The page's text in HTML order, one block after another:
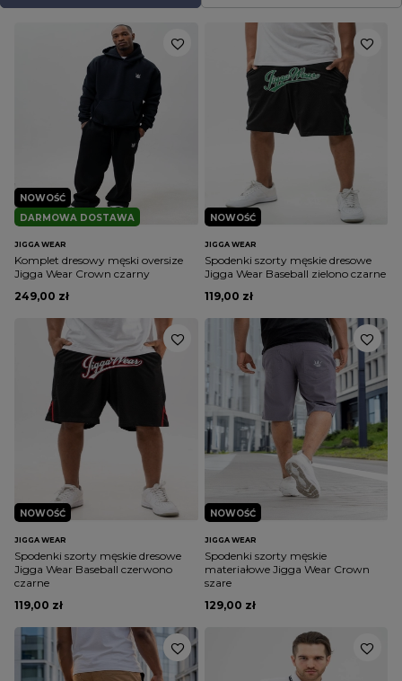
NOWOŚĆ
DARMOWA DOSTAWA
JIGGA WEAR
Komplet dresowy męski oversize
Jigga Wear Crown czarny
249,00 zł
NOWOŚĆ
JIGGA WEAR
Spodenki szorty męskie dresowe
Jigga Wear Baseball zielono czarne
119,00 zł
NOWOŚĆ
JIGGA WEAR
Spodenki szorty męskie dresowe
Jigga Wear Baseball czerwono
czarne
119,00 zł
NOWOŚĆ
JIGGA WEAR
Spodenki szorty męskie
materiałowe Jigga Wear Crown
szare
129,00 zł